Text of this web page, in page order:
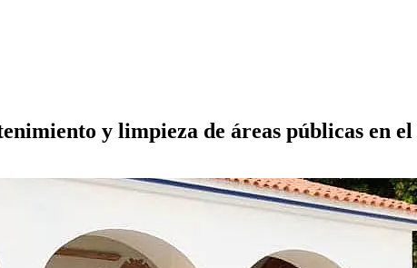
y limpieza de áreas públicas en el